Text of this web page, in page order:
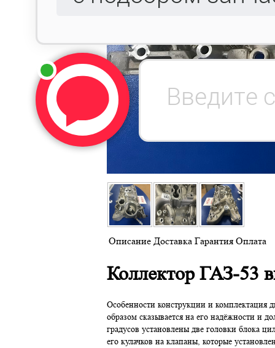
Описание Доставка Гарантия Оплата
Коллектор ГАЗ-53
Особенности конструкции и комплектация
образом сказывается на его надёжности и
градусов установлены две головки блока
его кулачков на клапаны, которые